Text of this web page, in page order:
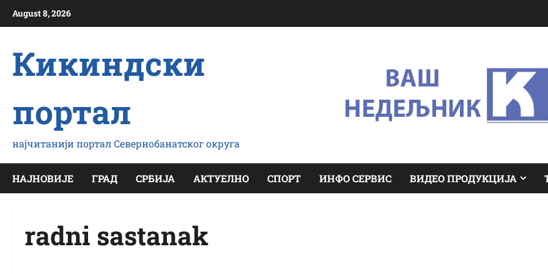
August 8, 2026
Кикиндски
портал
најчитанији портал Севернобанатског округа
НАЈНОВИЈЕ ГРАД СРБИЈА АКТУЕЛНО СПОРТ ИНФО СЕРВИС ВИДЕО ПРОДУКЦИЈА
radni sastanak